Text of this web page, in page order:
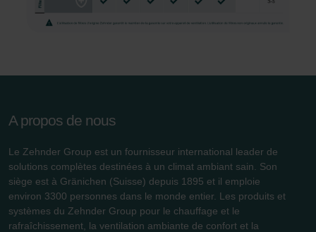
osobních údajů
Zehnder Group France: Protection des données
Zehnder Group İç Mekan İklimlendirme Sanayi ve Ticaret
Zehnder Group Sales International: Privacy Policy
Zehnder Polska Sp. z o.o.: Oświadczenie o ochronie
danych Zehnder
Zehnder Group UK Limited: Privacy Policy
A propos de nous
Le Zehnder Group est un fournisseur international leader de
solutions complètes destinées à un climat ambiant sain. Son
siège est à Gränichen (Suisse) depuis 1895 et il emploie
environ 3300 personnes dans le monde entier. Les produits et
systèmes du Zehnder Group pour le chauffage et le
rafraîchissement, la ventilation ambiante de confort et la